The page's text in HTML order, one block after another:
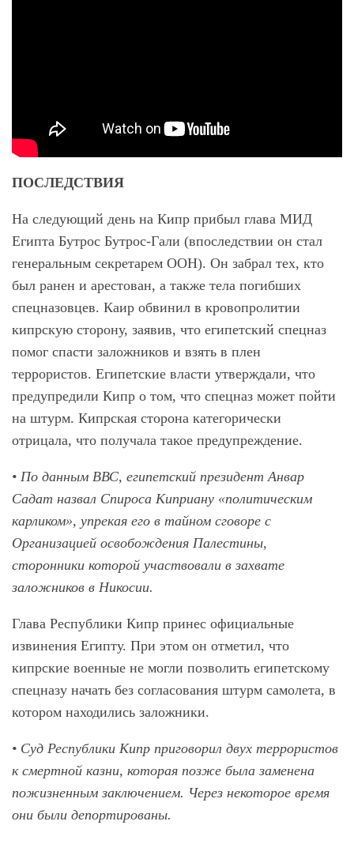
ПОСЛЕДСТВИЯ
На следующий день на Кипр прибыл глава МИД
Египта Бутрос Бутрос-Гали (впоследствии он стал
генеральным секретарем ООН). Он забрал тех, кто
был ранен и арестован, а также тела погибших
спецназовцев. Каир обвинил в кровопролитии
кипрскую сторону, заявив, что египетский спецназ
помог спасти заложников и взять в плен
террористов. Египетские власти утверждали, что
предупредили Кипр о том, что спецназ может пойти
на штурм. Кипрская сторона категорически
отрицала, что получала такое предупреждение.
• По данным ВВС, египетский президент Анвар
Садат назвал Спироса Киприану «политическим
карликом», упрекая его в тайном сговоре с
Организацией освобождения Палестины,
сторонники которой участвовали в захвате
заложников в Никосии.
Глава Республики Кипр принес официальные
извинения Египту. При этом он отметил, что
кипрские военные не могли позволить египетскому
спецназу начать без согласования штурм самолета, в
котором находились заложники.
• Суд Республики Кипр приговорил двух террористов
к смертной казни, которая позже была заменена
пожизненным заключением. Через некоторое время
они были депортированы.